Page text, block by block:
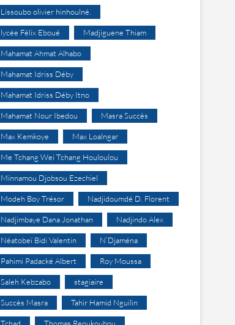
Lissoubo olivier hinhoulné.
lycée Félix Eboué Madjiguene Thiam
Mahamat Ahmat Alhabo
Mahamat Idriss Déby
Mahamat Idriss Déby Itno
Mahamat Nour Ibedou Masra Succès
Max Kemkoye Max Loalngar
Me Tchang Wei Tchang Houloulou
Minnamou Djobsou Ezechiel
Modeh Boy Trésor Nadjidoumdé D. Florent
Nadjimbaye Dana Jonathan Nadjindo Alex
Néatobeï Bidi Valentin N’Djaména
Pahimi Padacké Albert Roy Moussa
Saleh Kebzabo stagiaire
Succès Masra Tahir Hamid Nguilin